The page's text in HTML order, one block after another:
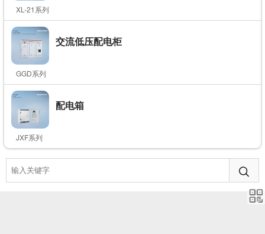
XL-21系列
交流低压配电柜
GGD系列
配电箱
JXF系列